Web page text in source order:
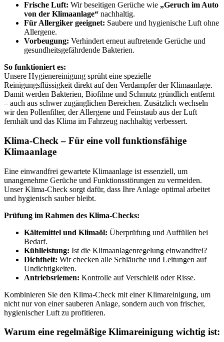
Frische Luft: Wir beseitigen Gerüche wie „Geruch im Auto
von der Klimaanlage“ nachhaltig.
Für Allergiker geeignet: Saubere und hygienische Luft ohne
Allergene.
Vorbeugung: Verhindert erneut auftretende Gerüche und
gesundheitsgefährdende Bakterien.
So funktioniert es:
Unsere Hygienereinigung sprüht eine spezielle
Reinigungsflüssigkeit direkt auf den Verdampfer der Klimaanlage.
Damit werden Bakterien, Biofilme und Schmutz gründlich entfernt
– auch aus schwer zugänglichen Bereichen. Zusätzlich wechseln
wir den Pollenfilter, der Allergene und Feinstaub aus der Luft
fernhält und das Klima im Fahrzeug nachhaltig verbessert.
Klima-Check – Für eine voll funktionsfähige
Klimaanlage
Eine einwandfrei gewartete Klimaanlage ist essenziell, um
unangenehme Gerüche und Funktionsstörungen zu vermeiden.
Unser Klima-Check sorgt dafür, dass Ihre Anlage optimal arbeitet
und hygienisch sauber bleibt.
Prüfung im Rahmen des Klima-Checks:
Kältemittel und Klimaöl: Überprüfung und Auffüllen bei
Bedarf.
Kühlleistung: Ist die Klimaanlagenregelung einwandfrei?
Dichtheit: Wir checken alle Schläuche und Leitungen auf
Undichtigkeiten.
Antriebsriemen: Kontrolle auf Verschleiß oder Risse.
Kombinieren Sie den Klima-Check mit einer Klimareinigung, um
nicht nur von einer sauberen Anlage, sondern auch von frischer,
hygienischer Luft zu profitieren.
Warum eine regelmäßige Klimareinigung wichtig ist: